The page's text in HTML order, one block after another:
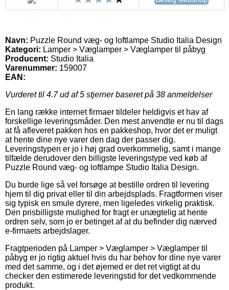
Navn: Puzzle Round væg- og loftlampe Studio Italia Design
Kategori: Lamper > Væglamper > Væglamper til påbyg
Producent: Studio Italia
Varenummer: 159007
EAN:
Vurderet til 4.7ud af 5 stjerner baseret på 38 anmeldelser
En lang række internet firmaer tildeler heldigvis et hav af
forskellige leveringsmåder. Den mest anvendte er nu til dags
at få afleveret pakken hos en pakkeshop, hvor det er muligt
at hente dine nye varer den dag der passer dig.
Leveringstypen er jo i høj grad overkommelig, samt i mange
tilfælde derudover den billigste leveringstype ved køb af
Puzzle Round væg- og loftlampe Studio Italia Design.
Du burde lige så vel forsøge at bestille ordren til levering
hjem til dig privat eller til din arbejdsplads. Fragtformen viser
sig typisk en smule dyrere, men ligeledes virkelig praktisk.
Den prisbilligste mulighed for fragt er unægtelig at hente
ordren selv, som jo er betinget af at du befinder dig nærved
e-firmaets arbejdslager.
Fragtperioden på Lamper > Væglamper > Væglamper til
påbyg er jo rigtig aktuel hvis du har behov for dine nye varer
med det samme, og i det øjemed er det ret vigtigt at du
checker den estimerede leveringstid for det vedkommende
produkt.